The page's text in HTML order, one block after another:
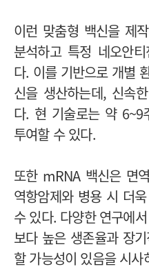
이런 맞춤형 백신을 제
분석하고 특정 네오안
다. 이를 기반으로 개별
신을 생산하는데, 신속
다. 현 기술로는 약 6~9
투여할 수 있다.
또한 mRNA 백신은 면
역항암제와 병용 시 더
수 있다. 다양한 연구에
보다 높은 생존율과 장
할 가능성이 있음을 시사